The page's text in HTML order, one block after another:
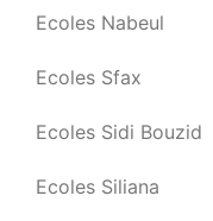
Ecoles Nabeul
Ecoles Sfax
Ecoles Sidi Bouzid
Ecoles Siliana